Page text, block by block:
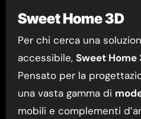
Sweet Home 3D
Per chi cerca una
accessibile, Sweet Home
Pensato per la
una vasta gamma di
mobili e complementi